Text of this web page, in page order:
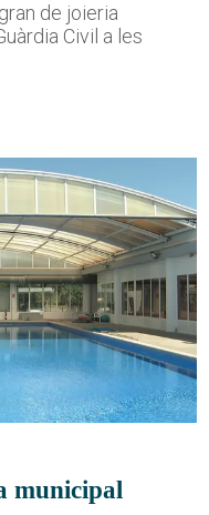
de joieria
Civil a les
municipal